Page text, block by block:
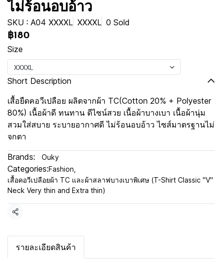
ไม่ร้อนอบอ้าว
SKU : A04 XXXXL XXXXL 0 Sold
฿180
Size
XXXXL
Short Description
เสื้อยืดคอวีเปลือย ผลิตจากผ้า TC(Cotton 20% + Polyester
80%) เนื้อผ้าดี ทนทาน ดีไซน์สวย เนื้อผ้าบางเบา เนื้อผ้านุ่ม
สวมใส่สบาย ระบายอากาศดี ไม่ร้อนอบอ้าว ไซส์มาตรฐานไม่
จกตา
Brands: Ouky
Categories:Fashion
เสื้อคอวีเปลือยผ้า TC และผ้าสลาฟบางเบาพิเศษ (T-Shirt Classic "V"
Neck Very thin and Extra thin)
Share
รายละเอียดสินค้า